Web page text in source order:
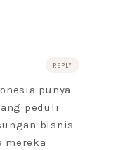
REPLY
punya
peduli
bisnis
mereka